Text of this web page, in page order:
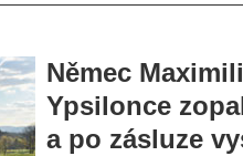
Němec
Ypsilonce
a po zásluze